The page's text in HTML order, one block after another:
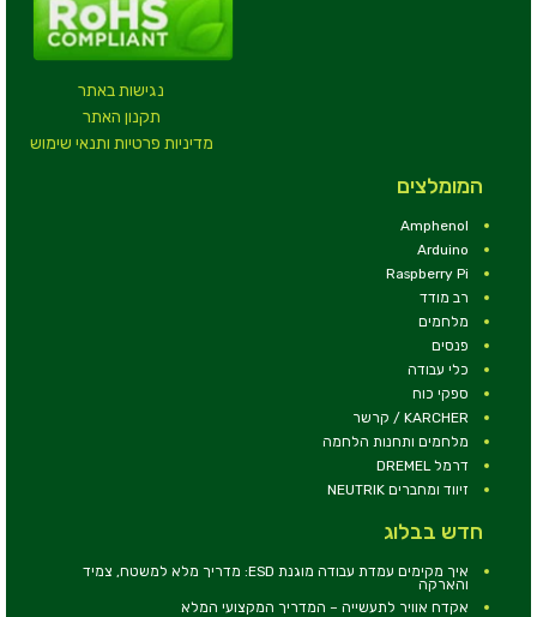
נגישות באתר
תקנון האתר
מדיניות פרטיות ותנאי שימוש
המומלצים
Amphenol
Arduino
Raspberry Pi
רב מודד
מלחמים
פנסים
כלי עבודה
ספקי כוח
KARCHER / קרשר
מלחמים ותחנות הלחמה
דרמל DREMEL
זיווד ומחברים NEUTRIK
חדש בבלוג
איך מקימים עמדת עבודה מוגנת ESD: מדריך מלא למשטח, צמיד
והארקה
אקדח אוויר לתעשייה – המדריך המקצועי המלא